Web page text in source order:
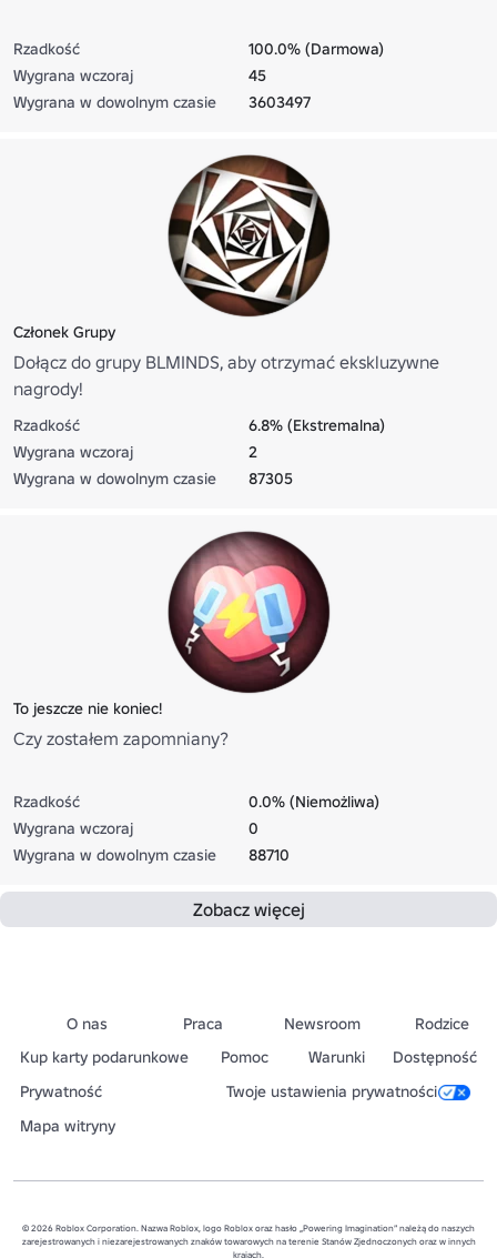
Rzadkość
100.0% (Darmowa)
Wygrana wczoraj
45
Wygrana w dowolnym czasie
3603497
Członek Grupy
Dołącz do grupy BLMINDS, aby otrzymać ekskluzywne
nagrody!
Rzadkość
6.8% (Ekstremalna)
Wygrana wczoraj
2
Wygrana w dowolnym czasie
87305
To jeszcze nie koniec!
Czy zostałem zapomniany?
Rzadkość
0.0% (Niemożliwa)
Wygrana wczoraj
0
Wygrana w dowolnym czasie
88710
Zobacz więcej
O nas Praca Newsroom
Rodzice
Kup karty podarunkowe
Pomoc Warunki
Dostępność
Prywatność
Twoje ustawienia prywatności
Mapa witryny
© 2026 Roblox Corporation. Nazwa Roblox, logo Roblox oraz hasło „Powering Imagination” należą do naszych
zarejestrowanych i niezarejestrowanych znaków towarowych na terenie Stanów Zjednoczonych oraz w innych
krajach.